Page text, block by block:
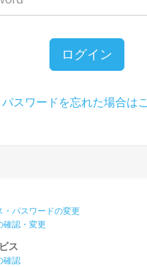
ログイン
パスワードを忘れた場合は
・パスワードの変更
確認・変更
ス
確認